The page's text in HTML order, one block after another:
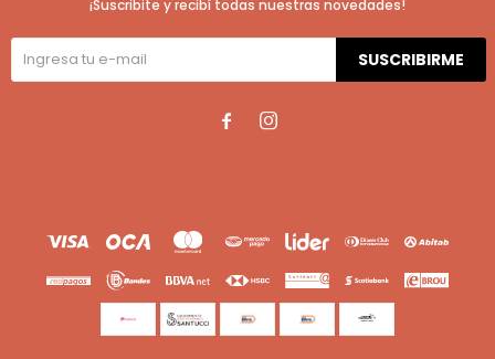
¡Suscribite y recibí todas nuestras novedades!
SUSCRIBIRME
 